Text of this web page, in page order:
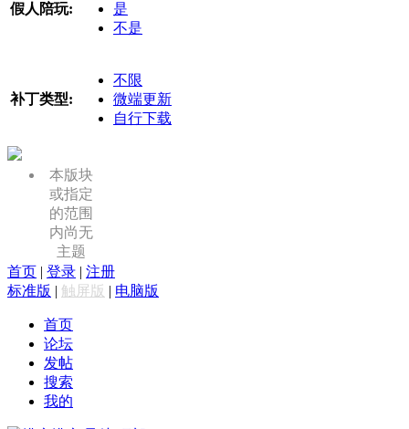
假人陪玩:
是
不是
补丁类型:
不限
微端更新
自行下载
本版块
或指定
的范围
内尚无
主题
首页 | 登录 | 注册
标准版 | 触屏版 | 电脑版
首页
论坛
发帖
搜索
我的